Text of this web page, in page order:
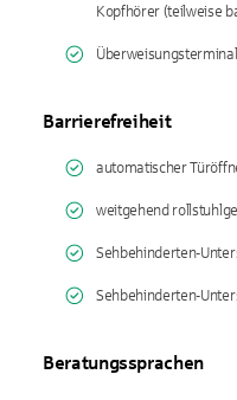
Kopfhörer (teilweise
Barrierefreiheit
automatischer
weitgehend
Sehbehinderten-
Sehbehinderten-
Beratungssprachen